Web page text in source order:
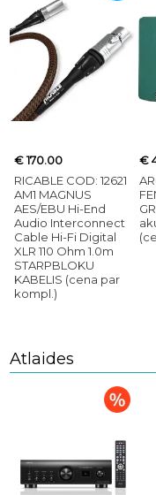
€ 170.00
RICABLE COD: 12621
AM1 MAGNUS
AES/EBU Hi-End
Audio Interconnect
Cable Hi-Fi Digital
XLR 110 Ohm 1.0m
STARPBLOKU
KABELIS (cena par
kompl.)
€
Atlaides